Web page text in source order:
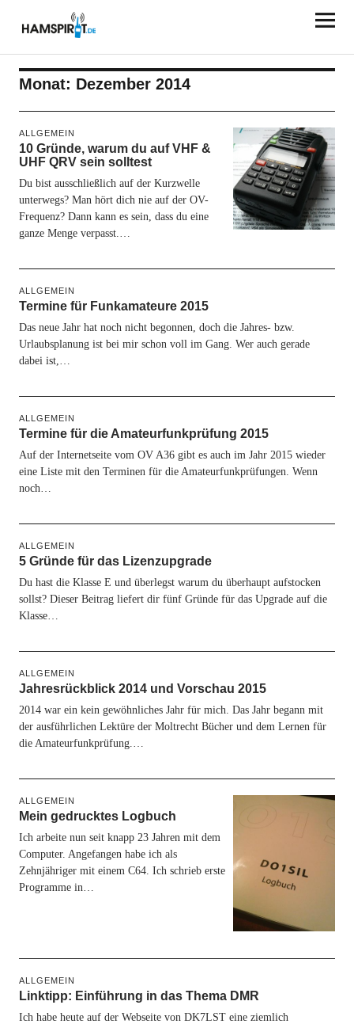
HAMSPIRIT.DE
Monat: Dezember 2014
ALLGEMEIN
10 Gründe, warum du auf VHF &
UHF QRV sein solltest
Du bist ausschließlich auf der Kurzwelle
unterwegs? Man hört dich nie auf der OV-
Frequenz? Dann kann es sein, dass du eine
ganze Menge verpasst.…
ALLGEMEIN
Termine für Funkamateure 2015
Das neue Jahr hat noch nicht begonnen, doch die Jahres- bzw.
Urlaubsplanung ist bei mir schon voll im Gang. Wer auch gerade
dabei ist,…
ALLGEMEIN
Termine für die Amateurfunkprüfung 2015
Auf der Internetseite vom OV A36 gibt es auch im Jahr 2015 wieder
eine Liste mit den Terminen für die Amateurfunkprüfungen. Wenn
noch…
ALLGEMEIN
5 Gründe für das Lizenzupgrade
Du hast die Klasse E und überlegst warum du überhaupt aufstocken
sollst? Dieser Beitrag liefert dir fünf Gründe für das Upgrade auf die
Klasse…
ALLGEMEIN
Jahresrückblick 2014 und Vorschau 2015
2014 war ein kein gewöhnliches Jahr für mich. Das Jahr begann mit
der ausführlichen Lektüre der Moltrecht Bücher und dem Lernen für
die Amateurfunkprüfung.…
ALLGEMEIN
Mein gedrucktes Logbuch
Ich arbeite nun seit knapp 23 Jahren mit dem
Computer. Angefangen habe ich als
Zehnjähriger mit einem C64. Ich schrieb erste
Programme in…
ALLGEMEIN
Linktipp: Einführung in das Thema DMR
Ich habe heute auf der Webseite von DK7LST eine ziemlich